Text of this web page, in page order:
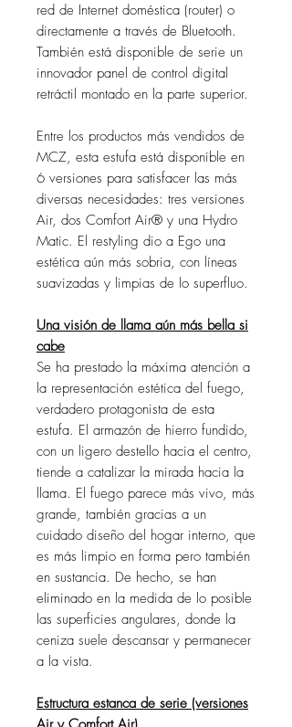
red de Internet doméstica (router) o
directamente a través de Bluetooth.
También está disponible de serie un
innovador panel de control digital
retráctil montado en la parte superior.
Entre los productos más vendidos de
MCZ, esta estufa está disponible en
6 versiones para satisfacer las más
diversas necesidades: tres versiones
Air, dos Comfort Air® y una Hydro
Matic. El restyling dio a Ego una
estética aún más sobria, con líneas
suavizadas y limpias de lo superfluo.
Una visión de llama aún más bella si
cabe
Se ha prestado la máxima atención a
la representación estética del fuego,
verdadero protagonista de esta
estufa. El armazón de hierro fundido,
con un ligero destello hacia el centro,
tiende a catalizar la mirada hacia la
llama. El fuego parece más vivo, más
grande, también gracias a un
cuidado diseño del hogar interno, que
es más limpio en forma pero también
en sustancia. De hecho, se han
eliminado en la medida de lo posible
las superficies angulares, donde la
ceniza suele descansar y permanecer
a la vista.
Estructura estanca de serie (versiones